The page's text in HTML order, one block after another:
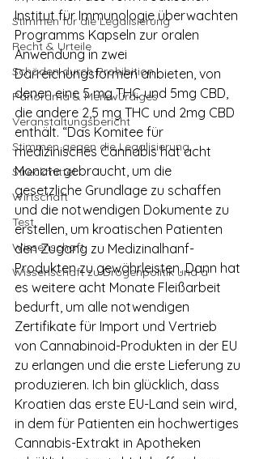
Stimmen für die Legalisierung
Recht & Urteile
Schäden durch Prohibition
Panorama & Merkwürdiges
Veranstaltungsbericht
Stimmen gegen die Legalisierung
Streckmittel
Wirtschaft
Test
Wissenschaft
Wissenschaft zu Drogenpolitik und a
Institut für Immunologie überwachten
Programms Kapseln zur oralen
Anwendung in zwei
Darreichungsformen anbieten, von
denen eine 5 mg THC und 5mg CBD,
die andere 2,5 mg THC und 2mg CBD
enthält. “Das Komitee für
medizinisches Cannabis hat acht
Monate gebraucht, um die
gesetzliche Grundlage zu schaffen
und die notwendigen Dokumente zu
erstellen, um kroatischen Patienten
den Zugang zu Medizinalhanf-
Produkten zu gewährleisten. Dann hat
es weitere acht Monate Fleißarbeit
bedurft, um alle notwendigen
Zertifikate für Import und Vertrieb
von Cannabinoid-Produkten in der EU
zu erlangen und die erste Lieferung zu
produzieren. Ich bin glücklich, dass
Kroatien das erste EU-Land sein wird,
in dem für Patienten ein hochwertiges
Cannabis-Extrakt in Apotheken